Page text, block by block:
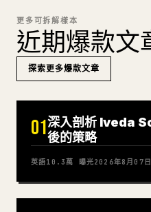
更多可拆解樣本
近期爆款文
探索更多爆款文章
01深入剖析 Iveda
後的策略
英語10.3萬 曝光2026年8月07日